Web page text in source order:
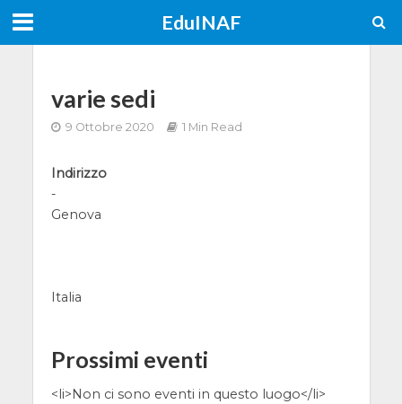
EduINAF
varie sedi
9 Ottobre 2020 1 Min Read
Indirizzo
-
Genova
Italia
Prossimi eventi
<li>Non ci sono eventi in questo luogo</li>